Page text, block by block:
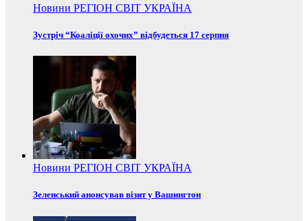
Новини РЕГІОН СВІТ УКРАЇНА
Зустріч “Коаліції охочих” відбудеться 17 серпня
Новини РЕГІОН СВІТ УКРАЇНА
Зеленський анонсував візит у Вашингтон